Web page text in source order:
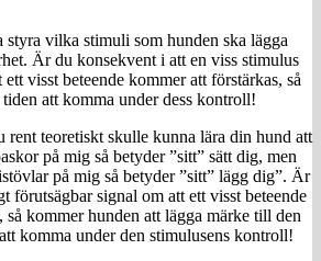
vilka stimuli som hunden ska lägga
Är du konsekvent i att en viss stimulus
visst beteende kommer att förstärkas, så
att komma under dess kontroll!
rent teoretiskt skulle kunna lära din hund att
på mig så betyder ”sitt” sätt dig, men
på mig så betyder ”sitt” lägg dig”. Är
förutsägbar signal om att ett visst beteende
kommer hunden att lägga märke till den
komma under den stimulusens kontroll!